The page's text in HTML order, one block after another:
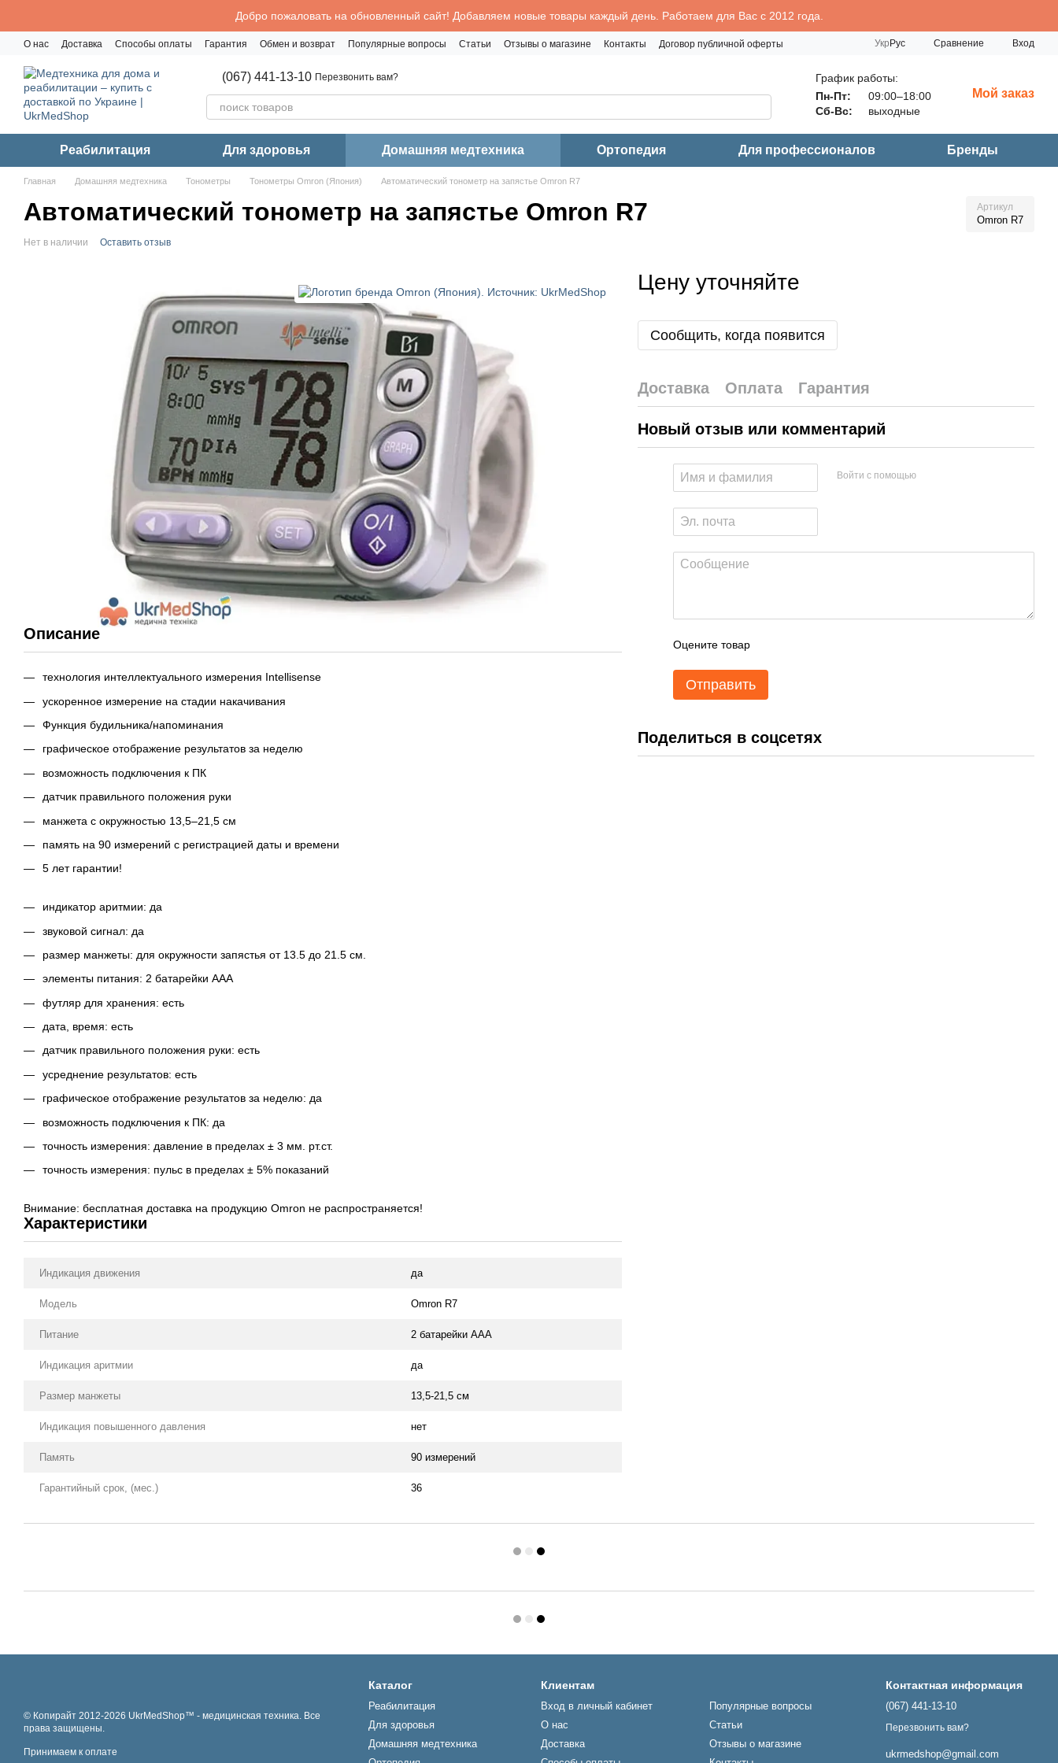
Добро пожаловать на обновленный сайт! Добавляем новые товары каждый день. Работаем для Вас с 2012 года.
О нас Доставка Способы оплаты Гарантия Обмен и возврат Популярные вопросы Статьи Отзывы о магазине Контакты
Договор публичной оферты
Укр Рус Сравнение Вход
(067) 441-13-10 Перезвонить вам?
График работы:
Пн-Пт:
09:00–18:00
Сб-Вс:
выходные
Мой заказ
Реабилитация Для здоровья Домашняя медтехника Ортопедия Для профессионалов Бренды
Главная Домашняя медтехника Тонометры Тонометры Omron (Япония) Автоматический тонометр на запястье Omron R7
Автоматический тонометр на запястье Omron R7 Артикул
Omron R7
Нет в наличии Оставить отзыв
Описание
технология интеллектуального измерения Intellisense
ускоренное измерение на стадии накачивания
Функция будильника/напоминания
графическое отображение результатов за неделю
возможность подключения к ПК
датчик правильного положения руки
манжета с окружностью 13,5–21,5 см
память на 90 измерений с регистрацией даты и времени
5 лет гарантии!
индикатор аритмии: да
звуковой сигнал: да
размер манжеты: для окружности запястья от 13.5 до 21.5 см.
элементы питания: 2 батарейки ААА
футляр для хранения: есть
дата, время: есть
датчик правильного положения руки: есть
усреднение результатов: есть
графическое отображение результатов за неделю: да
возможность подключения к ПК: да
точность измерения: давление в пределах ± 3 мм. рт.ст.
точность измерения: пульс в пределах ± 5% показаний
Внимание: бесплатная доставка на продукцию Omron не распространяется!
Характеристики
Индикация движения да
Модель Omron R7
Питание 2 батарейки ААА
Индикация аритмии да
Размер манжеты 13,5-21,5 см
Индикация повышенного давления нет
Память 90 измерений
Гарантийный срок, (мес.) 36
Цену уточняйте
Сообщить, когда появится
Доставка Оплата Гарантия
Новый отзыв или комментарий
Войти с помощью
Оцените товар
Отправить
Поделиться в соцсетях
© Копирайт 2012-2026 UkrMedShop™ - медицинская техника. Все
права защищены.
Принимаем к оплате
Каталог
Реабилитация
Для здоровья
Домашняя медтехника
Клиентам
Вход в личный кабинет
О нас
Доставка
Популярные вопросы
Статьи
Отзывы о магазине
Контактная информация
(067) 441-13-10
Перезвонить вам?
ukrmedshop@gmail.com